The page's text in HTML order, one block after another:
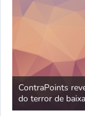
ContraPoints
do terror de